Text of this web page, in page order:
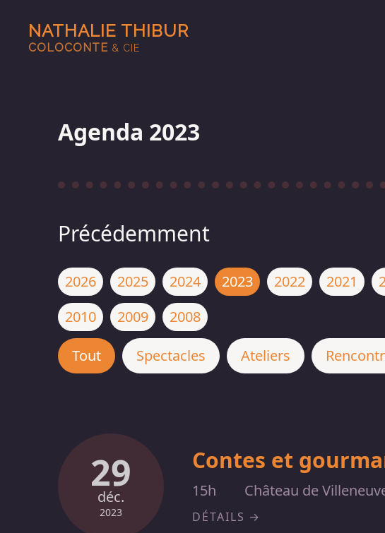
NATHALIE THIBUR
COLOCONTE & CIE
Agenda 2023
Précédemment
2026 2025 2024 2023 2022 2021
2010
2009 2008
Tout Spectacles Ateliers
29
déc.
2023
Contes et
15h Château de
DÉTAILS